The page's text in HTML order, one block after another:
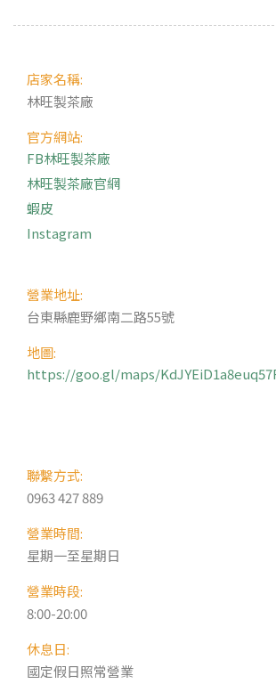
店家名稱:
林旺製茶廠
官方網站:
FB林旺製茶廠
林旺製茶廠官網
蝦皮
Instagram
營業地址:
台東縣鹿野鄉南二路55號
地圖:
https://goo.gl/maps/
聯繫方式:
0963 427 889
營業時間:
星期一至星期日
營業時段:
8:00-20:00
休息日:
國定假日照常營業